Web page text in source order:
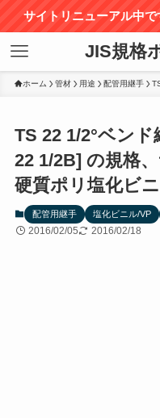
サイトリニューアル中で
JIS規格
ホーム 管材 用途 配管用継手
TS 22 1/2°ベン
22 1/2B] の規格
硬質ポリ塩化ビ
配管用継手 塩化ビニル/VP
2016/02/05 2016/02/18